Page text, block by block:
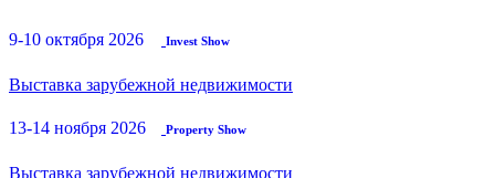
9-10 октября 2026 Invest Show
Выставка зарубежной недвижимости
13-14 ноября 2026 Property Show
Выставка зарубежной недвижимости